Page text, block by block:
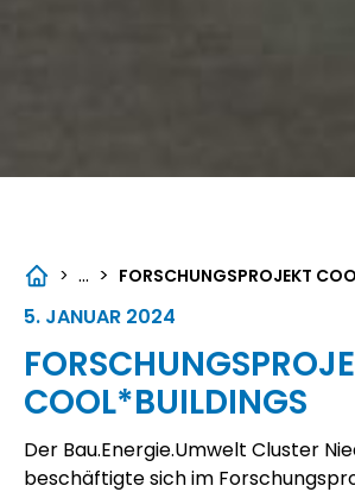
> ... > FORSCHUNGSPROJEKT
5. JANUAR 2024
COOL*BUILDINGS
Der Bau.Energie.Umwelt Cluster
beschäftigte sich im